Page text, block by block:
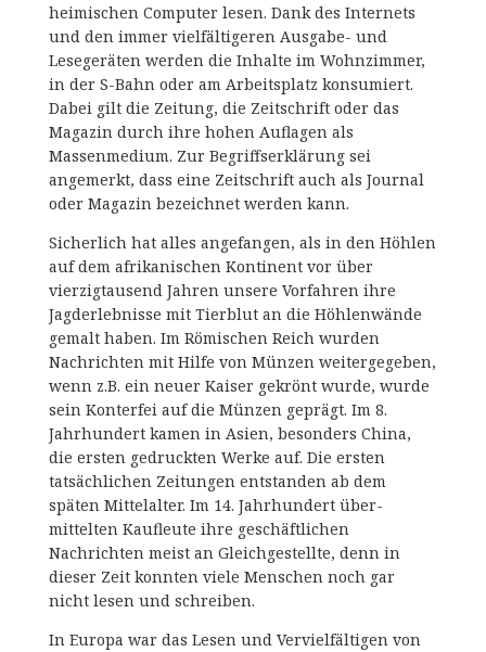
heimischen Computer lesen. Dank des Internets
und den immer vielfältigeren Ausgabe- und
Lesegeräten werden die Inhalte im Wohnzimmer,
in der S-Bahn oder am Arbeitsplatz konsumiert.
Dabei gilt die Zeitung, die Zeitschrift oder das
Magazin durch ihre hohen Auflagen als
Massenmedium. Zur Begriffserklärung sei
angemerkt, dass eine Zeitschrift auch als Journal
oder Magazin bezeichnet werden kann.
Sicherlich hat alles angefangen, als in den Höhlen
auf dem afrikanischen Kontinent vor über
vierzigtausend Jahren unsere Vorfahren ihre
Jagderlebnisse mit Tierblut an die Höhlenwände
gemalt haben. Im Römischen Reich wurden
Nachrichten mit Hilfe von Münzen weitergegeben,
wenn z.B. ein neuer Kaiser gekrönt wurde, wurde
sein Konterfei auf die Münzen geprägt. Im 8.
Jahrhundert kamen in Asien, besonders China,
die ersten gedruckten Werke auf. Die ersten
tatsächlichen Zeitungen entstanden ab dem
späten Mittelalter. Im 14. Jahrhundert über-
mittelten Kaufleute ihre geschäftlichen
Nachrichten meist an Gleichgestellte, denn in
dieser Zeit konnten viele Menschen noch gar
nicht lesen und schreiben.
In Europa war das Lesen und Vervielfältigen von